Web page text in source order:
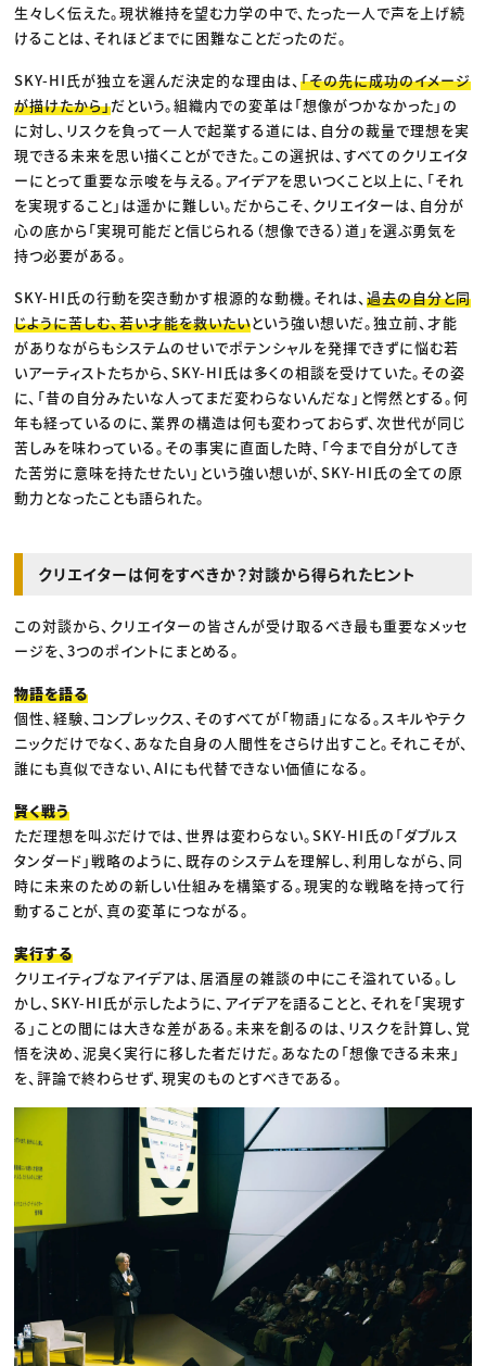
生々しく伝えた。現状維持を望む力学の中で、たった一人で声を上げ続
けることは、それほどまでに困難なことだったのだ。
SKY-HI氏が独立を選んだ決定的な理由は、「その先に成功のイメージ
が描けたから」だという。組織内での変革は「想像がつかなかった」の
に対し、リスクを負って一人で起業する道には、自分の裁量で理想を実
現できる未来を思い描くことができた。この選択は、すべてのクリエイタ
ーにとって重要な示唆を与える。アイデアを思いつくこと以上に、「それ
を実現すること」は遥かに難しい。だからこそ、クリエイターは、自分が
心の底から「実現可能だと信じられる（想像できる）道」を選ぶ勇気を
持つ必要がある。
SKY-HI氏の行動を突き動かす根源的な動機。それは、過去の自分と同
じように苦しむ、若い才能を救いたいという強い想いだ。独立前、才能
がありながらもシステムのせいでポテンシャルを発揮できずに悩む若
いアーティストたちから、SKY-HI氏は多くの相談を受けていた。その姿
に、「昔の自分みたいな人ってまだ変わらないんだな」と愕然とする。何
年も経っているのに、業界の構造は何も変わっておらず、次世代が同じ
苦しみを味わっている。その事実に直面した時、「今まで自分がしてき
た苦労に意味を持たせたい」という強い想いが、SKY-HI氏の全ての原
動力となったことも語られた。
クリエイターは何をすべきか？対談から得られたヒント
この対談から、クリエイターの皆さんが受け取るべき最も重要なメッセ
ージを、3つのポイントにまとめる。
物語を語る
個性、経験、コンプレックス、そのすべてが「物語」になる。スキルやテク
ニックだけでなく、あなた自身の人間性をさらけ出すこと。それこそが、
誰にも真似できない、AIにも代替できない価値になる。
賢く戦う
ただ理想を叫ぶだけでは、世界は変わらない。SKY-HI氏の「ダブルス
タンダード」戦略のように、既存のシステムを理解し、利用しながら、同
時に未来のための新しい仕組みを構築する。現実的な戦略を持って行
動することが、真の変革につながる。
実行する
クリエイティブなアイデアは、居酒屋の雑談の中にこそ溢れている。し
かし、SKY-HI氏が示したように、アイデアを語ることと、それを「実現す
る」ことの間には大きな差がある。未来を創るのは、リスクを計算し、覚
悟を決め、泥臭く実行に移した者だけだ。あなたの「想像できる未来」
を、評論で終わらせず、現実のものとすべきである。